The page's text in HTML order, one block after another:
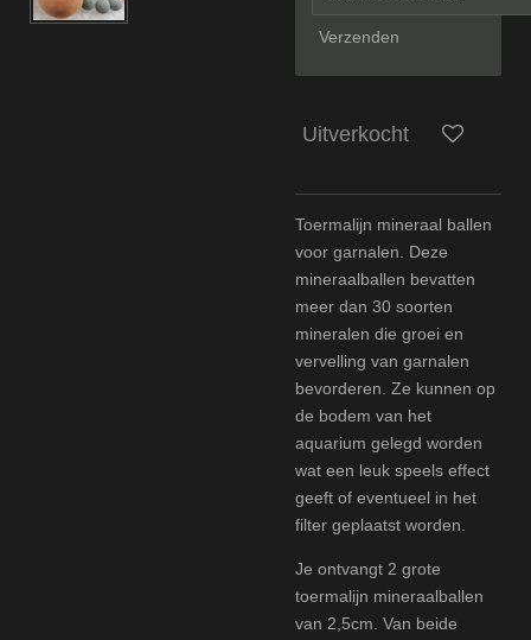
Verzenden
Uitverkocht
Toermalijn mineraal ballen
voor garnalen. Deze
mineraalballen bevatten
meer dan 30 soorten
mineralen die groei en
vervelling van garnalen
bevorderen. Ze kunnen op
de bodem van het
aquarium gelegd worden
wat een leuk speels effect
geeft of eventueel in het
filter geplaatst worden.
Je ontvangt 2 grote
toermalijn mineraalballen
van 2,5cm. Van beide